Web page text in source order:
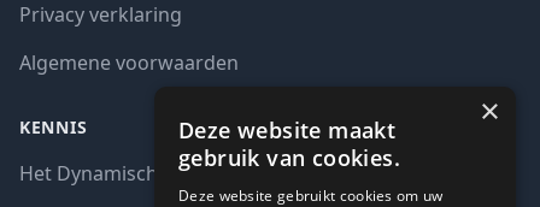
Privacy verklaring
Algemene voorwaarden
KENNIS
Het Dynamisch aankoopsysteem (DAS)
×
Deze website maakt
gebruik van cookies.
Deze website gebruikt cookies om uw